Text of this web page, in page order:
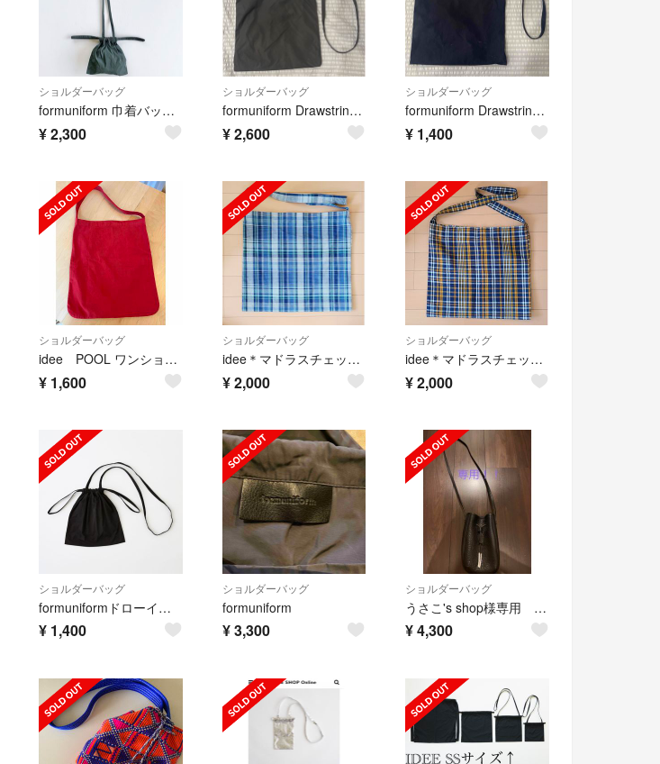
ショルダーバッグ
formuniform 巾着バッグXS シーフォーム
¥2,300
ショルダーバッグ
formuniform Drawstring Bag Strap SS グレー
¥2,600
ショルダーバッグ
formuniform Drawstring Bag Strap SS ネイビー
¥ 1,400
ショルダーバッグ
idee POOL ワンショルダー トートバッグ 赤
¥ 1,600
ショルダーバッグ
idee＊マドラスチェック ワンショルダーバッグ
¥2,000
ショルダーバッグ
idee＊マドラスチェック ワンショルダーバッグ
¥2,000
ショルダーバッグ
formuniformドローイングバッグSSブラック
¥ 1,400
ショルダーバッグ
formuniform
¥3,300
ショルダーバッグ
うさこ's shop様専用 IDEE トルコレザー巾着バッグ
¥4,300